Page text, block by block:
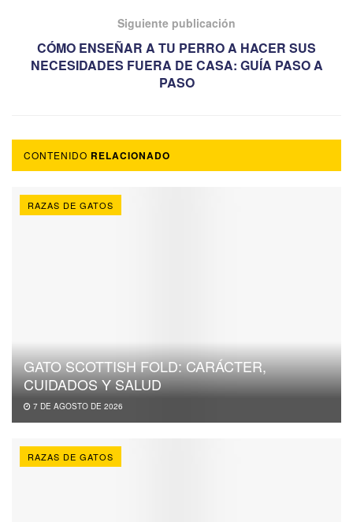
Siguiente publicación
CÓMO ENSEÑAR A TU PERRO A HACER SUS
NECESIDADES FUERA DE CASA: GUÍA PASO A
PASO
CONTENIDO RELACIONADO
RAZAS DE GATOS
GATO SCOTTISH FOLD: CARÁCTER,
CUIDADOS Y SALUD
7 DE AGOSTO DE 2026
RAZAS DE GATOS